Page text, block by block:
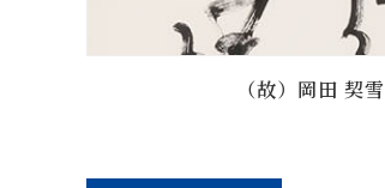
（故）岡田 契雪